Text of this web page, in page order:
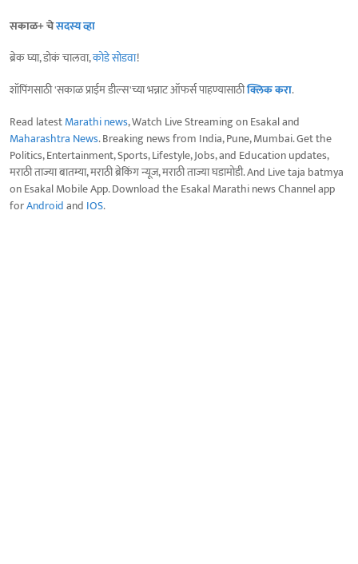
सकाळ+ चेसदस्य व्हा
ब्रेक घ्या, डोकं चालवा,कोडे सोडवा!
शॉपिंगसाठी 'सकाळ प्राईम डील्स'च्या भन्नाट ऑफर्स पाहण्यासाठीक्लिक करा.
Read latestMarathi news, Watch Live Streaming on Esakal and
Maharashtra News. Breaking news from India, Pune, Mumbai. Get the
Politics, Entertainment, Sports, Lifestyle, Jobs, and Education updates,
मराठी ताज्या बातम्या, मराठी ब्रेकिंग न्यूज, मराठी ताज्या घडामोडी. And Live taja batmya
on Esakal Mobile App. Download the Esakal Marathi news Channel app
forAndroidand IOS.